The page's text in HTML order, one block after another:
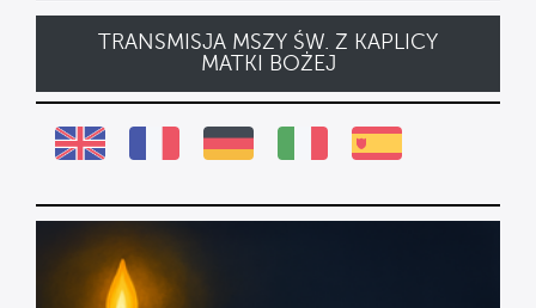
TRANSMISJA MSZY ŚW. Z KAPLICY
MATKI BOŻEJ